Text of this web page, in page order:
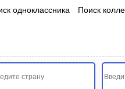
одноклассника Поиск